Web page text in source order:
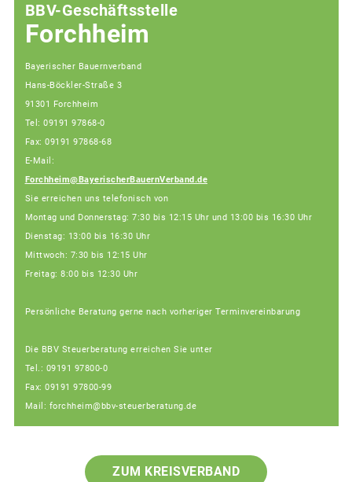
BBV-Geschäftsstelle
Forchheim
Bayerischer Bauernverband
Hans-Böckler-Straße 3
91301 Forchheim
Tel: 09191 97868-0
Fax: 09191 97868-68
E-Mail:
Forchheim@BayerischerBauernVerband.de
Sie erreichen uns telefonisch von
Montag und Donnerstag: 7:30 bis 12:15 Uhr und 13:00 bis 16:30 Uhr
Dienstag: 13:00 bis 16:30 Uhr
Mittwoch: 7:30 bis 12:15 Uhr
Freitag: 8:00 bis 12:30 Uhr
Persönliche Beratung gerne nach vorheriger Terminvereinbarung
Die BBV Steuerberatung erreichen Sie unter
Tel.: 09191 97800-0
Fax: 09191 97800-99
Mail: forchheim@bbv-steuerberatung.de
ZUM KREISVERBAND